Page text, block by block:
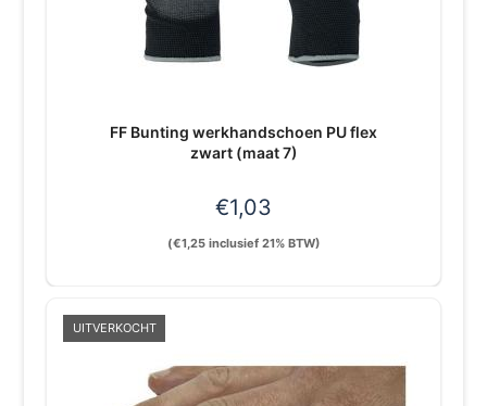
FF Bunting werkhandschoen PU flex
zwart (maat 7)
€1,03
(€1,25inclusief 21% BTW)
UITVERKOCHT